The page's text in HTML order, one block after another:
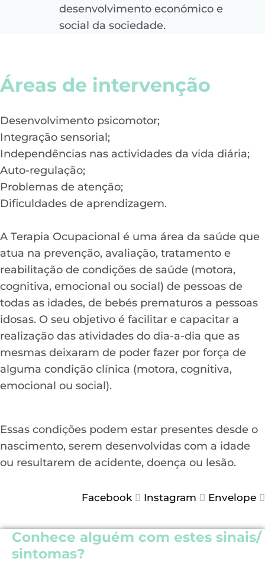
desenvolvimento económico e
social da sociedade.
Áreas de intervenção
Desenvolvimento psicomotor;
Integração sensorial;
Independências nas actividades da vida diária;
Auto-regulação;
Problemas de atenção;
Dificuldades de aprendizagem.
A Terapia Ocupacional é uma área da saúde que
atua na prevenção, avaliação, tratamento e
reabilitação de condições de saúde (motora,
cognitiva, emocional ou social) de pessoas de
todas as idades, de bebés prematuros a pessoas
idosas. O seu objetivo é facilitar e capacitar a
realização das atividades do dia-a-dia que as
mesmas deixaram de poder fazer por força de
alguma condição clínica (motora, cognitiva,
emocional ou social).
Essas condições podem estar presentes desde o
nascimento, serem desenvolvidas com a idade
ou resultarem de acidente, doença ou lesão.
Facebook Instagram Envelope
Conhece alguém com estes sinais/
sintomas?